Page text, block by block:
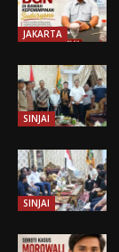
JAKARTA
SINJAI
SINJAI